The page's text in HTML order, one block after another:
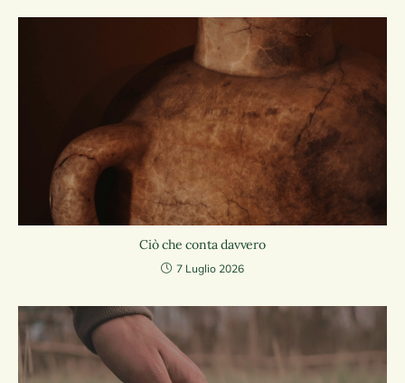
Ciò che conta davvero
7 Luglio 2026